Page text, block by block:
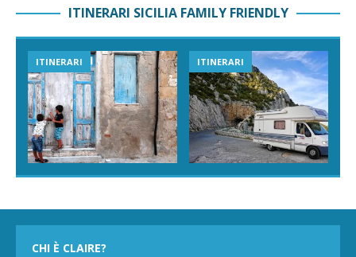
ITINERARI SICILIA FAMILY FRIENDLY
ITINERARI ITINERARI
CHI È CLAIRE?